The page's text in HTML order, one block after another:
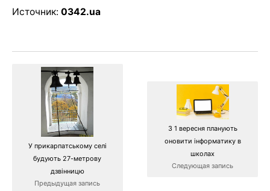
Источник: 0342.ua
У прикарпатському селі
будують 27-метрову
дзвінницю
Предыдущая запись
З 1 вересня планують
оновити інформатику в
школах
Следующая запись